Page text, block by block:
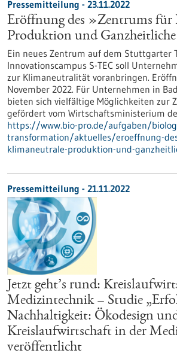
Pressemitteilung - 23.11.2022
Eröffnung des »Zentrums für
Produktion und
Ein neues Zentrum auf dem Stuttgarter
Innovationscampus S-TEC soll
zur Klimaneutralität voranbringen.
November 2022. Für Unternehmen in
bieten sich vielfältige Möglichkeiten zur
gefördert vom Wirtschaftsministerium
https://www.bio-pro.de/aufgaben/
transformation/aktuelles/eroeffnung-
klimaneutrale-produktion-und-
Pressemitteilung - 21.11.2022
Jetzt geht’s rund:
Medizintechnik – Studie
Nachhaltigkeit: Ökodesign
Kreislaufwirtschaft in der
veröffentlicht